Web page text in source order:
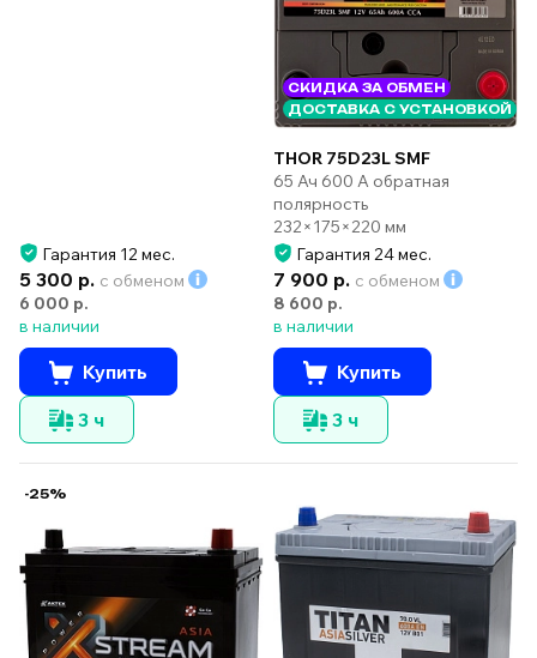
Гарантия 12 мес.
5 300 р. с обменом
6 000 р.
в наличии
Купить
3 ч
СКИДКА ЗА ОБМЕН
ДОСТАВКА С УСТАНОВКОЙ
THOR 75D23L SMF
65 Ач 600 А обратная
полярность
232×175×220 мм
Гарантия 24 мес.
7 900 р. с обменом
8 600 р.
в наличии
Купить
3 ч
-25%